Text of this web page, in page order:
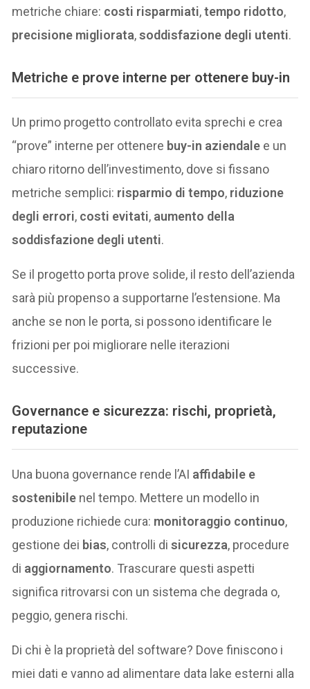
metriche chiare: costi risparmiati,tempo ridotto,
precisione migliorata,soddisfazione degli utenti.
Metriche e prove interne per ottenere buy-in
Un primo progetto controllato evita sprechi e crea
“prove” interne per ottenere buy-in aziendale e un
chiaro ritorno dell’investimento, dove si fissano
metriche semplici: risparmio di tempo, riduzione
degli errori, costi evitati, aumento della
soddisfazione degli utenti.
Se il progetto porta prove solide, il resto dell’azienda
sarà più propenso a supportarne l’estensione. Ma
anche se non le porta, si possono identificare le
frizioni per poi migliorare nelle iterazioni
successive.
Governance e sicurezza: rischi, proprietà,
reputazione
Una buona governance rende l’AI affidabile e
sostenibile nel tempo. Mettere un modello in
produzione richiede cura: monitoraggio continuo,
gestione dei bias, controlli disicurezza, procedure
di aggiornamento. Trascurare questi aspetti
significa ritrovarsi con un sistema che degrada o,
peggio, genera rischi.
Di chi è la proprietà del software? Dove finiscono i
miei dati e vanno ad alimentare data lake esterni alla